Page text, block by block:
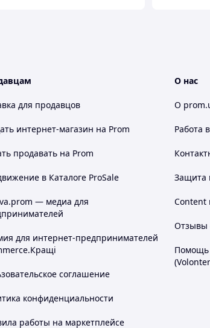
для продавцов
интернет-магазин на Prom
продавать на Prom
в Каталоге ProSale
— медиа для
для интернет-предпринимателей
соглашение
конфиденциальности
работы на маркетплейсе
О нас
О
Работа
Защита
Content
Отзывы
Помощь